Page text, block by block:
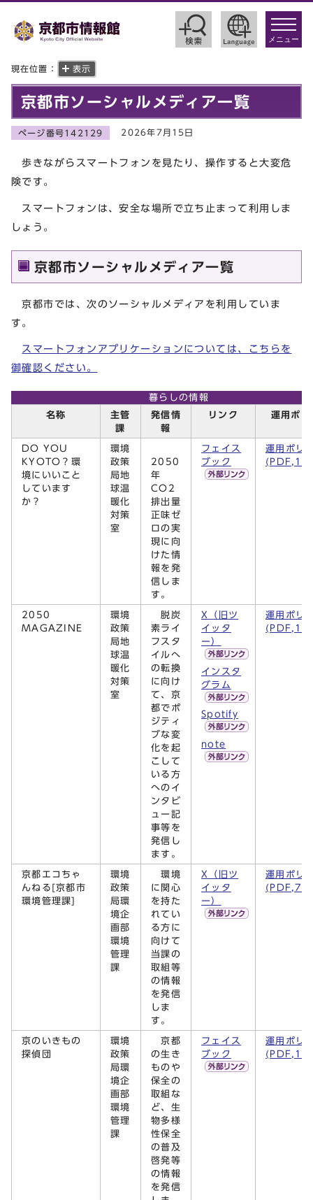
toggle
メニュー
現在位置： 表示
京都市ソーシャルメディア一覧
ページ番号142129 2026年7月15日
歩きながらスマートフォンを見たり、操作すると大変危
険です。
スマートフォンは、安全な場所で立ち止まって利用しま
しょう。
京都市ソーシャルメディア一覧
京都市では、次のソーシャルメディアを利用していま
す。
スマートフォンアプリケーションについては、こちらを
御確認ください。
暮らしの情報
名称
主管
課
発信情
報
リンク 運用ポリ
DO YOU
KYOTO？環
境にいいこと
しています
か？
環境
政策
局地
球温
暖化
対策
室
2050
年
CO2
排出量
正味ゼ
ロの実
現に向
けた情
報を発
信しま
す。
フェイス
ブック
運用ポリ
2050
MAGAZINE
環境
政策
局地
球温
暖化
対策
室
脱炭
素ライ
フスタ
イルへ
の転換
に向け
て、京
都でポ
ジティ
ブな変
化を起
こして
いる方
へのイ
ンタビ
ュー記
事等を
発信し
ます。
X（旧ツ
イッタ
ー）
インスタ
グラム
Spotify
note
運用ポリ
京都エコちゃ
んねる[京都市
環境管理課]
環境
政策
局環
境企
画部
環境
管理
課
環境
に関心
を持た
れてい
る方に
向けて
当課の
取組等
の情報
を発信
しま
す。
X（旧ツ
イッタ
ー）
運用ポリ
京のいきもの
探偵団
環境
政策
局環
境企
画部
環境
管理
課
京都
の生き
ものや
保全の
取組な
ど、生
物多様
性保全
の普及
啓発等
の情報
を発信
フェイス
ブック
運用ポリ